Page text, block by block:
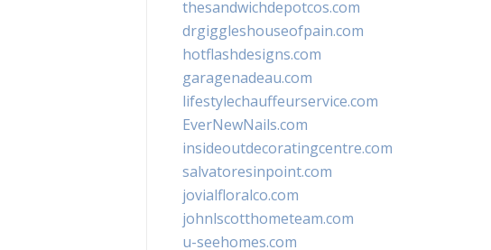
thesandwichdepotcos.com
drgiggleshouseofpain.com
hotflashdesigns.com
garagenadeau.com
lifestylechauffeurservice.com
EverNewNails.com
insideoutdecoratingcentre.com
salvatoresinpoint.com
jovialfloralco.com
johnlscotthometeam.com
u-seehomes.com